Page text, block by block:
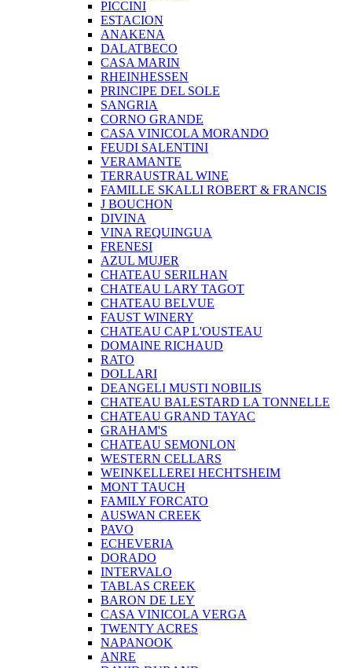
PICCINI
ESTACION
ANAKENA
DALATBECO
CASA MARIN
RHEINHESSEN
PRINCIPE DEL SOLE
SANGRIA
CORNO GRANDE
CASA VINICOLA MORANDO
FEUDI SALENTINI
VERAMANTE
TERRAUSTRAL WINE
FAMILLE SKALLI ROBERT & FRANCIS
J BOUCHON
DIVINA
VINA REQUINGUA
FRENESI
AZUL MUJER
CHATEAU SERILHAN
CHATEAU LARY TAGOT
CHATEAU BELVUE
FAUST WINERY
CHATEAU CAP L'OUSTEAU
DOMAINE RICHAUD
RATO
DOLLARI
DEANGELI MUSTI NOBILIS
CHATEAU BALESTARD LA TONNELLE
CHATEAU GRAND TAYAC
GRAHAM'S
CHATEAU SEMONLON
WESTERN CELLARS
WEINKELLEREI HECHTSHEIM
MONT TAUCH
FAMILY FORCATO
AUSWAN CREEK
PAVO
ECHEVERIA
DORADO
INTERVALO
TABLAS CREEK
BARON DE LEY
CASA VINICOLA VERGA
TWENTY ACRES
NAPANOOK
ANRE